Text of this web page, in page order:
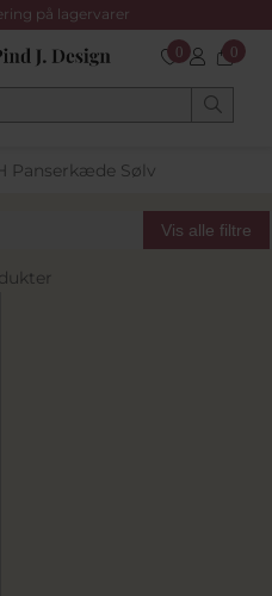
på lagervarer
0 0
Panserkæde Sølv
Vis alle filtre